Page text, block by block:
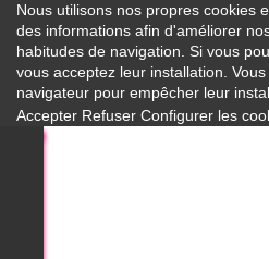
Nous utilisons nos propres cookies
des informations afin d'améliorer
habitudes de navigation. Si vous
vous acceptez leur installation.
navigateur pour empêcher leur
Accepter Refuser Configurer les